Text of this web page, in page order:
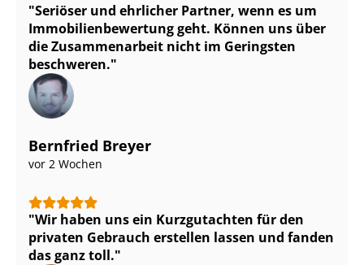
Seriöser und ehrlicher Partner, wenn es um
Im­mo­bi­li­en­be­wer­tung geht. Können uns über
die Zusammenarbeit nicht im Geringsten
beschweren.
Bernfried Breyer
vor 2 Wochen
Wir haben uns ein Kurzgutachten für den
privaten Gebrauch erstellen lassen und fanden
das ganz toll.